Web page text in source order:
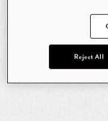
Reject All